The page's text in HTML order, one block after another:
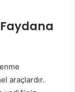
araçlardır.